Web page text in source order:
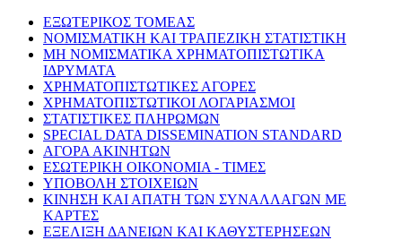
ΕΞΩΤΕΡΙΚΟΣ ΤΟΜΕΑΣ
ΝΟΜΙΣΜΑΤΙΚΗ ΚΑΙ ΤΡΑΠΕΖΙΚΗ ΣΤΑΤΙΣΤΙΚΗ
ΜΗ ΝΟΜΙΣΜΑΤΙΚΑ ΧΡΗΜΑΤΟΠΙΣΤΩΤΙΚΑ
ΙΔΡΥΜΑΤΑ
ΧΡΗΜΑΤΟΠΙΣΤΩΤΙΚΕΣ ΑΓΟΡΕΣ
ΧΡΗΜΑΤΟΠΙΣΤΩΤΙΚΟΙ ΛΟΓΑΡΙΑΣΜΟΙ
ΣΤΑΤΙΣΤΙΚΕΣ ΠΛΗΡΩΜΩΝ
SPECIAL DATA DISSEMINATION STANDARD
ΑΓΟΡΑ ΑΚΙΝΗΤΩΝ
ΕΣΩΤΕΡΙΚΗ ΟΙΚΟΝΟΜΙΑ - ΤΙΜΕΣ
ΥΠΟΒΟΛΗ ΣΤΟΙΧΕΙΩΝ
ΚΙΝΗΣΗ ΚΑΙ ΑΠΑΤΗ ΤΩΝ ΣΥΝΑΛΛΑΓΩΝ ΜΕ
ΚΑΡΤΕΣ
ΕΞΕΛΙΞΗ ΔΑΝΕΙΩΝ ΚΑΙ ΚΑΘΥΣΤΕΡΗΣΕΩΝ